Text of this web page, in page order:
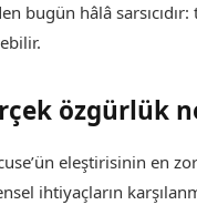
bugün hâlâ
özgürlük
eleştirisinin en
ihtiyaçların